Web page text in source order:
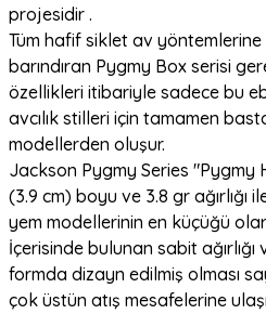
projesidir .
Tüm hafif siklet av
barındıran Pygmy Box serisi
özellikleri itibariyle sadece bu
avcılık stilleri için tamamen
modellerden oluşur.
Jackson Pygmy Series "Pygmy
(3.9 cm) boyu ve 3.8 gr ağırlığı
yem modellerinin en küçüğü
İçerisinde bulunan sabit
formda dizayn edilmiş olması
çok üstün atış mesafelerine